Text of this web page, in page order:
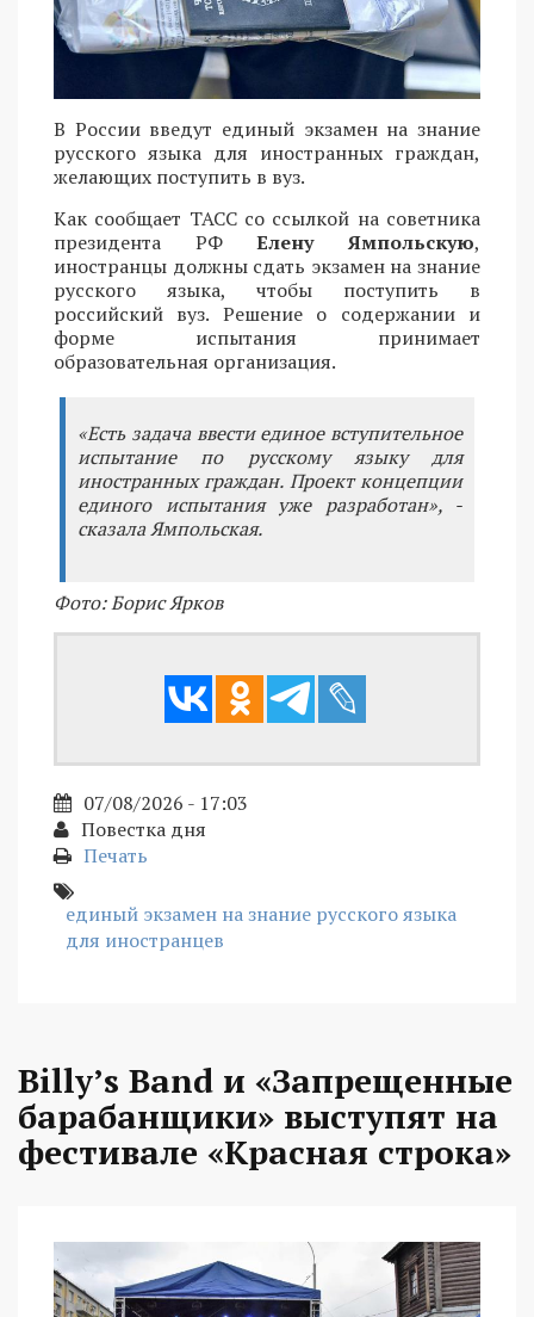
В России введут единый экзамен на знание
русского языка для иностранных граждан,
желающих поступить в вуз.
Как сообщает ТАСС со ссылкой на советника
президента РФЕлену Ямпольскую,
иностранцы должны сдать экзамен на знание
русского языка, чтобы поступить в
российский вуз. Решение о содержании и
форме испытания принимает
образовательная организация.
«Есть задача ввести единое вступительное
испытание по русскому языку для
иностранных граждан. Проект концепции
единого испытания уже разработан», -
сказала Ямпольская.
Фото: Борис Ярков
07/08/2026 - 17:03
Повестка дня
Печать
единый экзамен на знание русского языка
для иностранцев
Billy’s Band и «Запрещенные
барабанщики» выступят на
фестивале «Красная строка»